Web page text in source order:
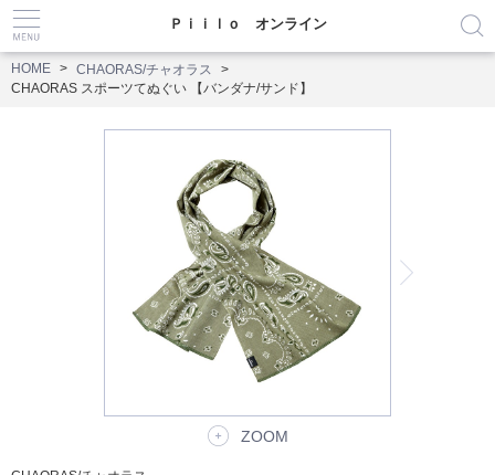
Ｐｉｉｌｏ オンライン
HOME
CHAORAS/チャオラス
CHAORAS スポーツてぬぐい 【バンダナ/サンド】
ZOOM